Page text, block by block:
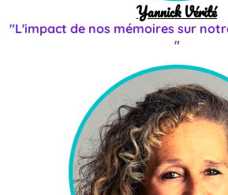
Yannick Vérité
"L'impact de nos mémoires sur
"